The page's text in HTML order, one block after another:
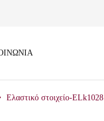
Ελαστικό στοιχείο-ELk1028